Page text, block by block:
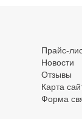
Прайс-
Новости
Отзывы
Карта
Форма